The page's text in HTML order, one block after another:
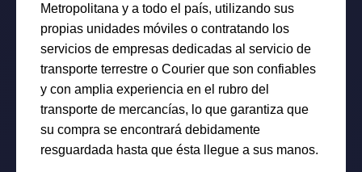
Metropolitana y a todo el país, utilizando sus
propias unidades móviles o contratando los
servicios de empresas dedicadas al servicio de
transporte terrestre o Courier que son confiables
y con amplia experiencia en el rubro del
transporte de mercancías, lo que garantiza que
su compra se encontrará debidamente
resguardada hasta que ésta llegue a sus manos.